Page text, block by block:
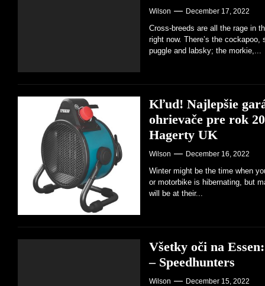
Wilson December 17, 2022
Cross-breeds are all the rage in
right now. There’s the cockapoo,
puggle and labsky; the morkie,...
Kľud! Najlepšie
ohrievače pre rok
Hagerty UK
Wilson December 16, 2022
Winter might be the time when
or motorbike is hibernating, but
will be at their...
Všetky oči na
– Speedhunters
Wilson December 15, 2022